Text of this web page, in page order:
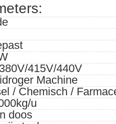
415V/440V
Machine
/ Chemisch /
u
doos